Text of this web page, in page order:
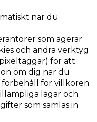
när du
som agerar
och andra verktyg
för att
om dig när du
förbehåll för villkoren
lagar och
som samlas in